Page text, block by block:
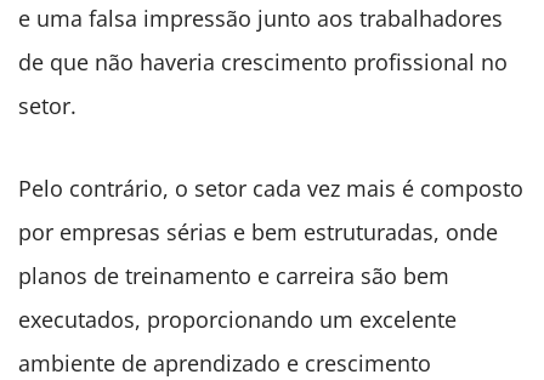
e uma falsa impressão junto aos trabalhadores
de que não haveria crescimento profissional no
setor.
Pelo contrário, o setor cada vez mais é composto
por empresas sérias e bem estruturadas, onde
planos de treinamento e carreira são bem
executados, proporcionando um excelente
ambiente de aprendizado e crescimento